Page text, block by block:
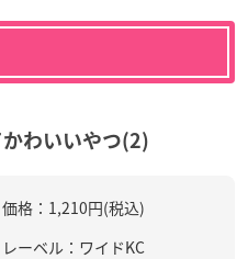
わいいやつ(2)
価格：1,210円(税込)
レーベル：ワイドKC